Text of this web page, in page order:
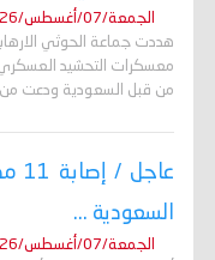
الجمعة/07/أغسطس/2026 - 08:36 م
هددت جماعة الحوثي
معسكرات التحشيد العسكري
من قبل السعودية ودعت
السعودية ...
الجمعة/07/أغسطس/2026 - 12:38 ص